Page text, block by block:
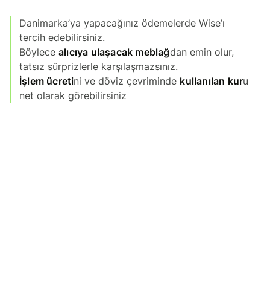
Danimarka’ya yapacağınız ödemelerde Wise’ı
tercih edebilirsiniz.
Böylece alıcıya ulaşacak meblağdan emin olur,
tatsız sürprizlerle karşılaşmazsınız.
İşlem ücretini ve döviz çevriminde kullanılan kuru
net olarak görebilirsiniz